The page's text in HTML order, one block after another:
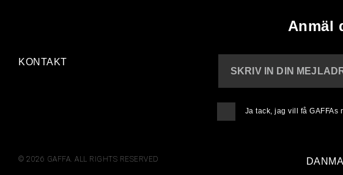
Anmäl
KONTAKT
SKRIV IN DIN
Ja tack, jag vill få GAFFAs
© 2026 GAFFA. ALL RIGHTS RESERVED